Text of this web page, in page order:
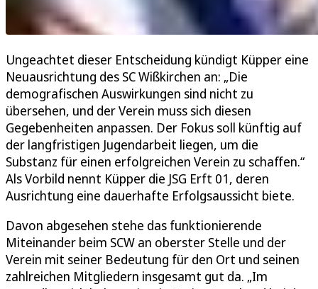
Ungeachtet dieser Entscheidung kündigt Küpper eine
Neuausrichtung des SC Wißkirchen an: „Die
demografischen Auswirkungen sind nicht zu
übersehen, und der Verein muss sich diesen
Gegebenheiten anpassen. Der Fokus soll künftig auf
der langfristigen Jugendarbeit liegen, um die
Substanz für einen erfolgreichen Verein zu schaffen.“
Als Vorbild nennt Küpper die JSG Erft 01, deren
Ausrichtung eine dauerhafte Erfolgsaussicht biete.
Davon abgesehen stehe das funktionierende
Miteinander beim SCW an oberster Stelle und der
Verein mit seiner Bedeutung für den Ort und seinen
zahlreichen Mitgliedern insgesamt gut da. „Im